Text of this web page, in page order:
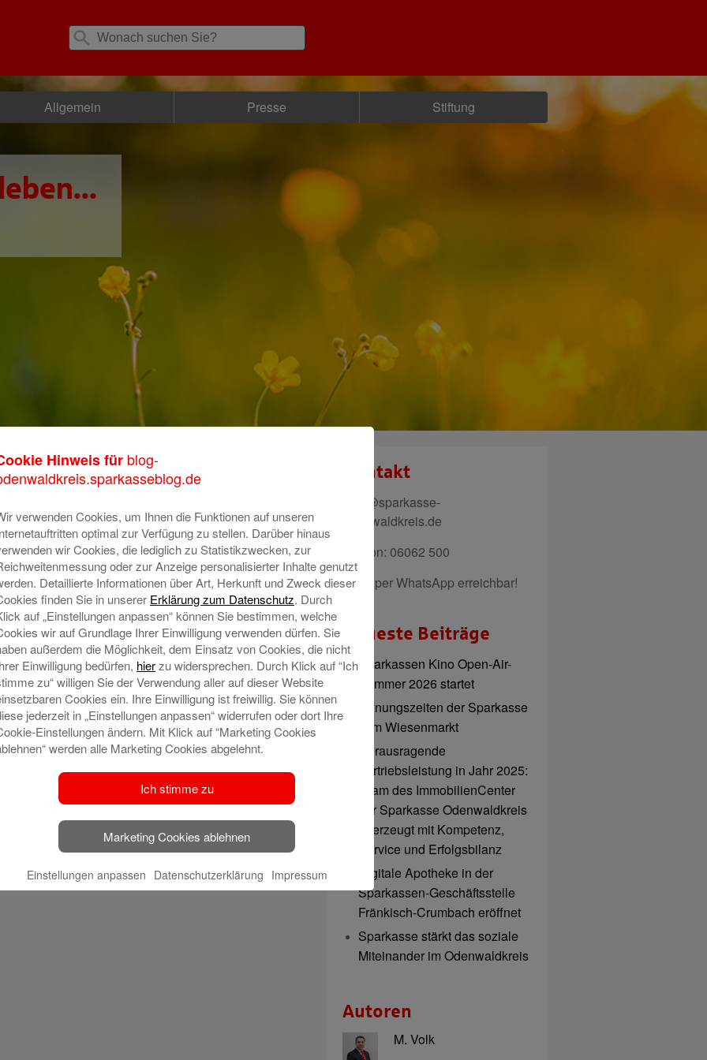
Allgemein Presse Stiftung
3 Kontakt
mail@sparkasse-
odenwaldkreis.de
Telefon: 06062 500
Auch per WhatsApp erreichbar!
Neueste Beiträge
Sparkassen Kino Open-Air-
Sommer 2026 startet
Öffnungszeiten der Sparkasse
zum Wiesenmarkt
Herausragende
Vertriebsleistung in Jahr 2025:
Team des ImmobilienCenter
der Sparkasse Odenwaldkreis
überzeugt mit Kompetenz,
Service und Erfolgsbilanz
Digitale Apotheke in der
Sparkassen-Geschäftsstelle
Fränkisch-Crumbach eröffnet
Sparkasse stärkt das soziale
Miteinander im Odenwaldkreis
Autoren
M. Volk
Hinweis für blog-
verwenden Cookies, um Ihnen die Funktionen auf unseren
optimal zur Verfügung zu stellen. Darüber hinaus
wir Cookies, die lediglich zu Statistikzwecken, zur
oder zur Anzeige personalisierter Inhalte genutzt
Detaillierte Informationen über Art, Herkunft und Zweck dieser
finden Sie in unserer Erklärung zum Datenschutz. Durch
auf „Einstellungen anpassen“ können Sie bestimmen, welche
wir auf Grundlage Ihrer Einwilligung verwenden dürfen. Sie
außerdem die Möglichkeit, dem Einsatz von Cookies, die nicht
Einwilligung bedürfen, hierzu widersprechen. Durch Klick auf “Ich
zu“ willigen Sie der Verwendung aller auf dieser Website
Cookies ein. Ihre Einwilligung ist freiwillig. Sie können
jederzeit in „Einstellungen anpassen“ widerrufen oder dort Ihre
Einstellungen ändern. Mit Klick auf “Marketing Cookies
werden alle Marketing Cookies abgelehnt.
Ich stimme zu
Marketing Cookies ablehnen
Einstellungen anpassen Datenschutzerklärung Impressum